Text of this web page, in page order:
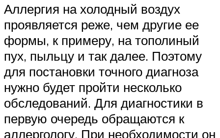
Аллергия на холодный воздух
проявляется реже, чем другие ее
формы, к примеру, на тополиный
пух, пыльцу и так далее. Поэтому
для постановки точного диагноза
нужно будет пройти несколько
обследований. Для диагностики в
первую очередь обращаются к
аллергологу. При необходимости он